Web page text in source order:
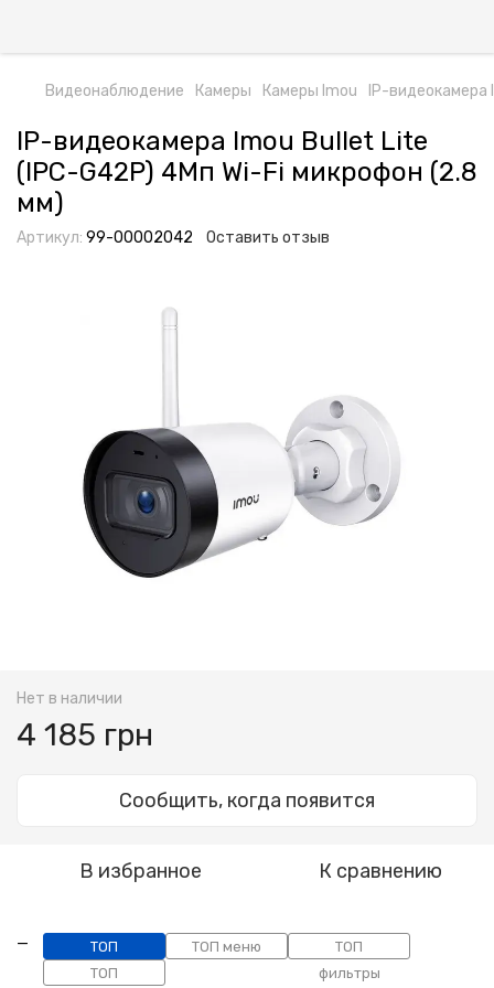
Видеонаблюдение Камеры Камеры Imou IP-
IP-видеокамера Imou Bullet Lite
(IPC-G42P) 4Мп Wi-Fi микрофон (2.8
мм)
Артикул: 99-00002042 Оставить отзыв
Нет в наличии
4 185 грн
Сообщить, когда появится
В избранное К сравнению
ТОП
категории
ТОП меню
ТОП
фильтры
ТОП